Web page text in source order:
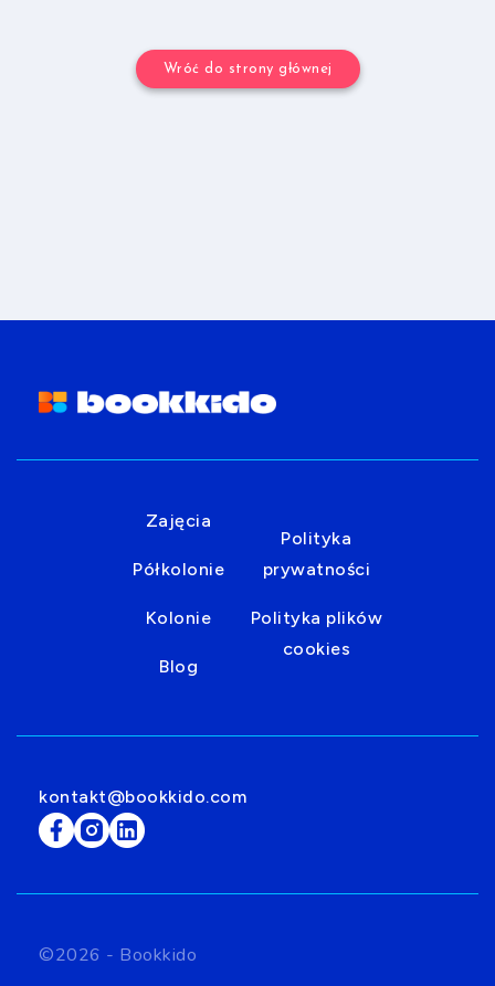
Wróć do strony głównej
Zajęcia
Półkolonie
Kolonie
Blog
Polityka
prywatności
Polityka plików
cookies
kontakt@bookkido.com
©2026 - Bookkido